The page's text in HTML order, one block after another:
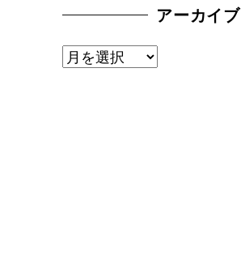
アーカイブ
ア